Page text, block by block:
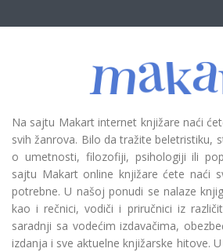
Na sajtu Makart internet knjižare naći
svih žanrova. Bilo da tražite beletristiku,
o umetnosti, filozofiji, psihologiji ili
sajtu Makart online knjižare ćete naći
potrebne. U našoj ponudi se nalaze
kao i rečnici, vodiči i priručnici iz
saradnji sa vodećim izdavačima,
izdanja i sve aktuelne knjižarske hitove.